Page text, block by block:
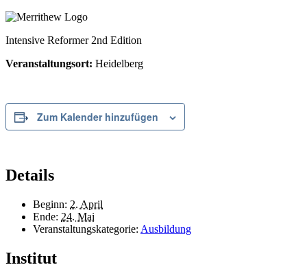
Intensive Reformer 2nd Edition
Veranstaltungsort: Heidelberg
Zum Kalender hinzufügen
Details
Beginn: 2. April
Ende: 24. Mai
Veranstaltungskategorie: Ausbildung
Institut